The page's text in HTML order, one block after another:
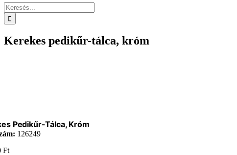
Keresés...
Kerekes pedikűr-tálca, króm
Pedikűr-Tálca, Króm
126249
Ft